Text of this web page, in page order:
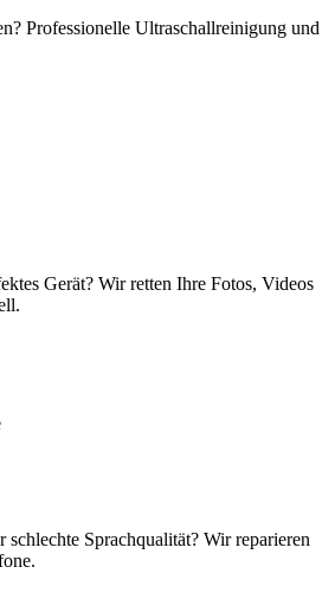
Professionelle Ultraschallreinigung und
Gerät? Wir retten Ihre Fotos, Videos
Sprachqualität? Wir reparieren